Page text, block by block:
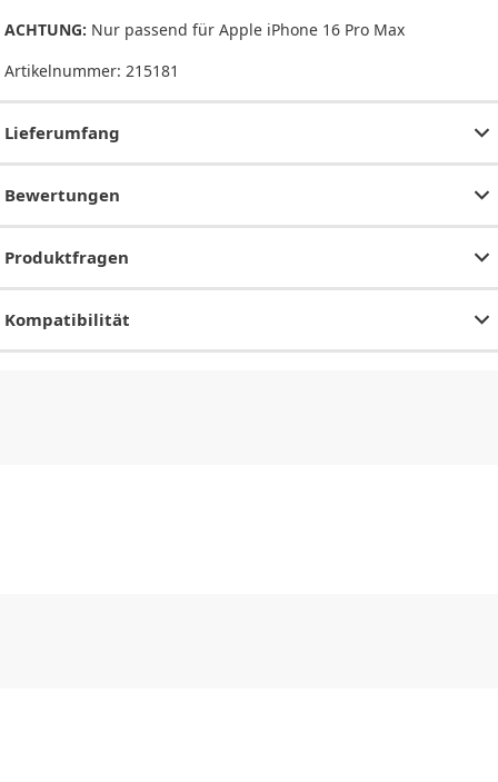
ACHTUNG: Nur passend für Apple iPhone 16 Pro Max
Artikelnummer: 215181
Lieferumfang
Bewertungen
Produktfragen
Kompatibilität